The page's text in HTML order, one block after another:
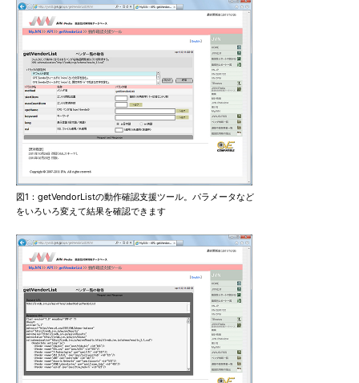
図1：getVendorListの動作確認支援ツール。パラメータなど
をいろいろ変えて結果を確認できます